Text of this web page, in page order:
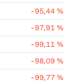
-95,44%
-97,91%
-99,11%
-98,09%
-99,77%